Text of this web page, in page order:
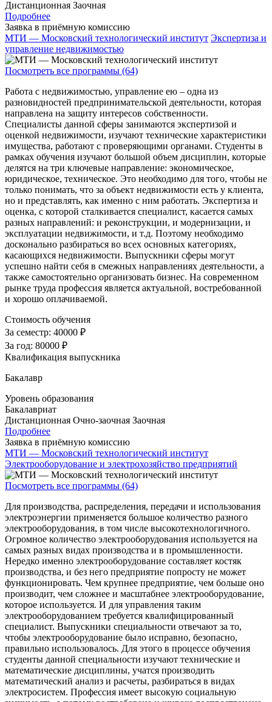
Дистанционная Заочная
Подробнее
Заявка в приёмную комиссию
МТИ — Московский технологический институт Экспертиза и
управление недвижимостью
Посмотреть все программы (64)
Работа с недвижимостью, управление ею – одна из
разновидностей предпринимательской деятельности, которая
направлена на защиту интересов собственности.
Специалисты данной сферы занимаются экспертизой и
оценкой недвижимости, изучают технические характеристики
имущества, работают с проверяющими органами. Студенты в
рамках обучения изучают большой объем дисциплин, которые
делятся на три ключевые направление: экономическое,
юридическое, техническое. Это необходимо для того, чтобы не
только понимать, что за объект недвижимости есть у клиента,
но и представлять, как именно с ним работать. Экспертиза и
оценка, с которой сталкивается специалист, касается самых
разных направлений: и реконструкции, и модернизации, и
эксплуатации недвижимости, и т.д. Поэтому необходимо
досконально разбираться во всех основных категориях,
касающихся недвижимости. Выпускники сферы могут
успешно найти себя в смежных направлениях деятельности, а
также самостоятельно организовать бизнес. На современном
рынке труда профессия является актуальной, востребованной
и хорошо оплачиваемой.
Стоимость обучения
За семестр: 40000 ₽
За год: 80000 ₽
Квалификация выпускника
Бакалавр
Уровень образования
Бакалавриат
Дистанционная Очно-заочная Заочная
Подробнее
Заявка в приёмную комиссию
МТИ — Московский технологический институт
Электрооборудование и электрохозяйство предприятий
Посмотреть все программы (64)
Для производства, распределения, передачи и использования
электроэнергии применяется большое количество разного
электрооборудования, в том числе высокотехнологичного.
Огромное количество электрооборудования используется на
самых разных видах производства и в промышленности.
Нередко именно электрооборудование составляет костяк
производства, и без него предприятие попросту не может
функционировать. Чем крупнее предприятие, чем больше оно
производит, чем сложнее и масштабнее электрооборудование,
которое используется. И для управления таким
электрооборудованием требуется квалифицированный
специалист. Выпускники специальности отвечают за то,
чтобы электрооборудование было исправно, безопасно,
правильно использовалось. Для этого в процессе обучения
студенты данной специальности изучают технические и
математические дисциплины, учатся производить
математический анализ и расчеты, разбираться в видах
электросистем. Профессия имеет высокую социальную